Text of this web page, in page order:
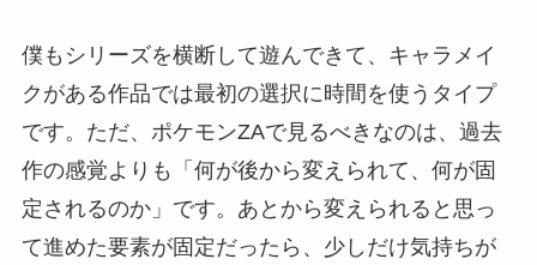
僕もシリーズを横断して遊んできて、キャラメイ
クがある作品では最初の選択に時間を使うタイプ
です。ただ、ポケモンZAで見るべきなのは、過去
作の感覚よりも「何が後から変えられて、何が固
定されるのか」です。あとから変えられると思っ
て進めた要素が固定だったら、少しだけ気持ちが